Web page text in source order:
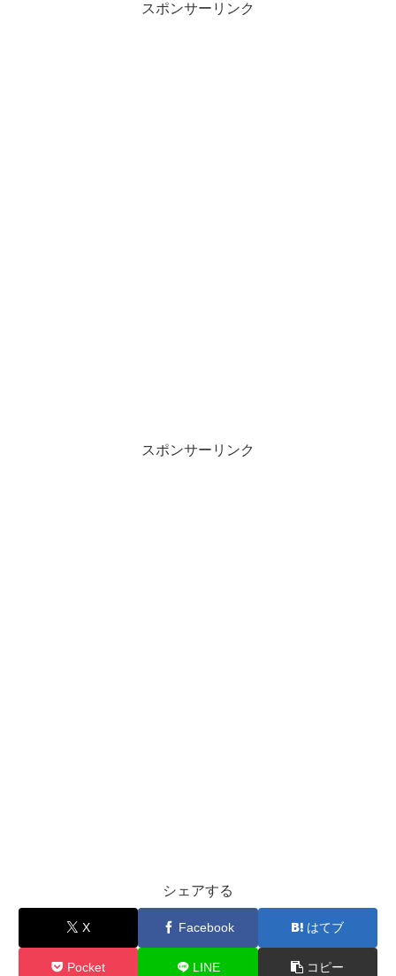
スポンサーリンク
スポンサーリンク
シェアする
X Facebook はてブ
Pocket LINE コピー